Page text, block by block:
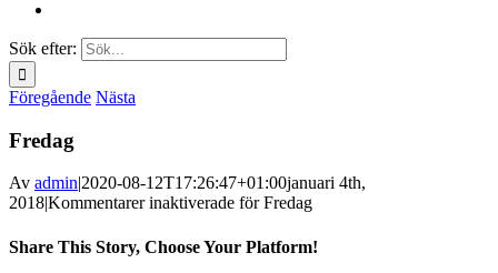
Sök efter:
Föregående Nästa
Fredag
Av admin|2020-08-12T17:26:47+01:00januari 4th,
2018|Kommentarer inaktiverade för Fredag
Share This Story, Choose Your Platform!